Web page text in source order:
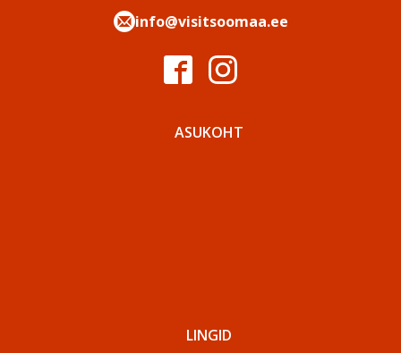
info@visitsoomaa.ee
ASUKOHT
LINGID